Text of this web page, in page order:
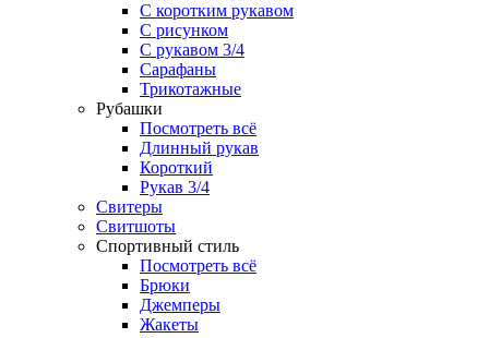
С коротким рукавом
С рисунком
С рукавом 3/4
Сарафаны
Трикотажные
Рубашки
Посмотреть всё
Длинный рукав
Короткий
Рукав 3/4
Свитеры
Свитшоты
Спортивный стиль
Посмотреть всё
Брюки
Джемперы
Жакеты